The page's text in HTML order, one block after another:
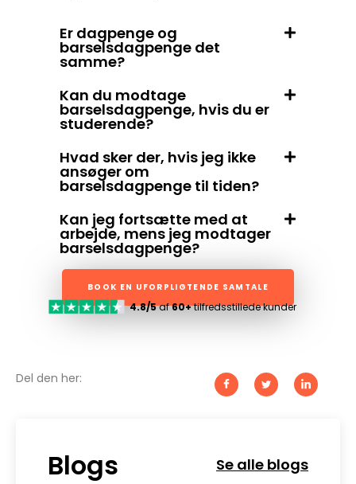
Er dagpenge og
barselsdagpenge det
samme?
Kan du modtage
barselsdagpenge, hvis du er
studerende?
Hvad sker der, hvis jeg ikke
ansøger om
barselsdagpenge til tiden?
Kan jeg fortsætte med at
arbejde, mens jeg modtager
barselsdagpenge?
BOOK EN UFORPLIGTENDE SAMTALE
4.8/5af60+tilfredsstillede kunder
Del den her:
Blogs Se alle blogs